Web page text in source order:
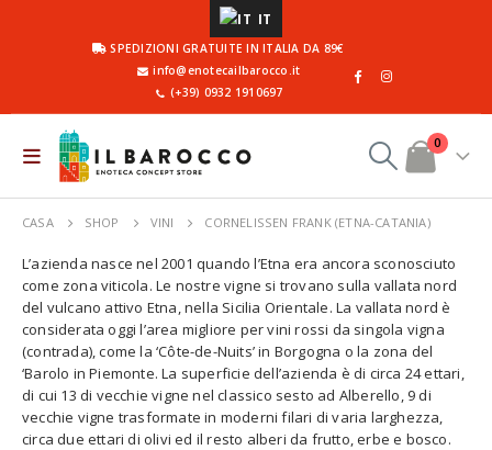
IT
SPEDIZIONI GRATUITE IN ITALIA DA 89€
info@enotecailbarocco.it
(+39) 0932 1910697
0
CASA SHOP VINI CORNELISSEN FRANK (ETNA-CATANIA)
L’azienda nasce nel 2001 quando l’Etna era ancora sconosciuto
come zona viticola. Le nostre vigne si trovano sulla vallata nord
del vulcano attivo Etna, nella Sicilia Orientale. La vallata nord è
considerata oggi l’area migliore per vini rossi da singola vigna
(contrada), come la ‘Côte-de-Nuits’ in Borgogna o la zona del
‘Barolo in Piemonte. La superficie dell’azienda è di circa 24 ettari,
di cui 13 di vecchie vigne nel classico sesto ad Alberello, 9 di
vecchie vigne trasformate in moderni filari di varia larghezza,
circa due ettari di olivi ed il resto alberi da frutto, erbe e bosco.